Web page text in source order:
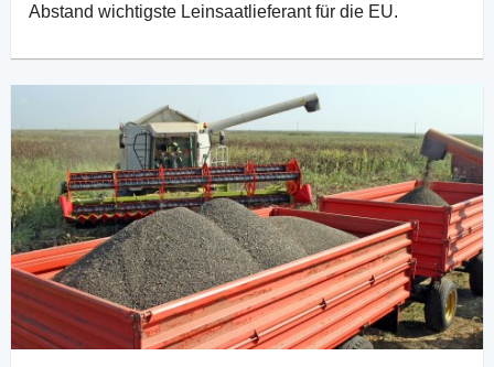
Abstand wichtigste Leinsaatlieferant für die EU.